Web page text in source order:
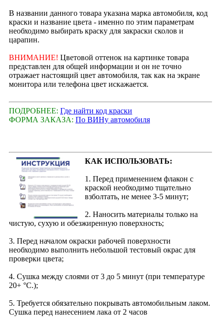
В названии данного товара указана марка автомобиля, код
краски и название цвета - именно по этим параметрам
необходимо выбирать краску для закраски сколов и
царапин.
ВНИМАНИЕ! Цветовой оттенок на картинке товара
представлен для общей информации и он не точно
отражает настоящий цвет автомобиля, так как на экране
монитора или телефона цвет искажается.
ПОДРОБНЕЕ: Где найти код краски
ФОРМА ЗАКАЗА: По ВИНу автомобиля
КАК ИСПОЛЬЗОВАТЬ:
1. Перед применением флакон с
краской необходимо тщательно
взболтать, не менее 3-5 минут;
2. Наносить материалы только на
чистую, сухую и обезжиренную поверхность;
3. Перед началом окраски рабочей поверхности
необходимо выполнить небольшой тестовый окрас для
проверки цвета;
4. Сушка между слоями от 3 до 5 минут (при температуре
20+ °С.);
5. Требуется обязательно покрывать автомобильным лаком.
Сушка перед нанесением лака от 2 часов